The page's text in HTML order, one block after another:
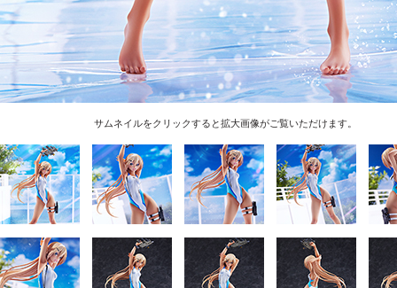
サムネイルをクリックすると拡大画像がご覧いただけます。